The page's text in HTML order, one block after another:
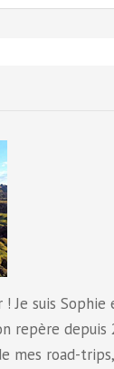
! Je suis Sophie
repère depuis
mes road-